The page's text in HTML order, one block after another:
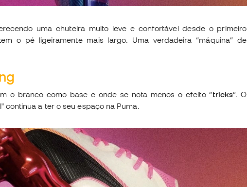
uma chuteira muito leve e confortável desde o primeiro
o pé ligeiramente mais largo. Uma verdadeira “máquina” de
o branco como base e onde se nota menos o efeito “tricks”. O
continua a ter o seu espaço na Puma.